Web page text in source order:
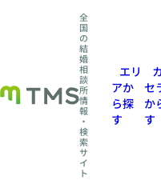
全
国
の
結
婚
相
談
所
情
報
・
検
索
サ
イ
ト
エリ
アか
ら探
す
セ
か
す